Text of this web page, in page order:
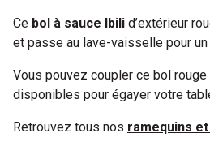
Ce bol à sauce Ibili d’extérieur
et passe au lave-vaisselle pour
Vous pouvez coupler ce bol
disponibles pour égayer votre
Retrouvez tous nos ramequins